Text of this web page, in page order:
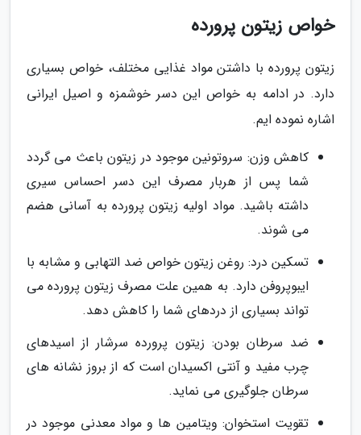
خواص زیتون پرورده
زیتون پرورده با داشتن مواد غذایی مختلف، خواص بسیاری
دارد. در ادامه به خواص این دسر خوشمزه و اصیل ایرانی
اشاره نموده ایم.
کاهش وزن: سروتونین موجود در زیتون باعث می گردد
شما پس از هربار مصرف این دسر احساس سیری
داشته باشید. مواد اولیه زیتون پرورده به آسانی هضم
می شوند.
تسکین درد: روغن زیتون خواص ضد التهابی و مشابه با
ایبوپروفن دارد. به همین علت مصرف زیتون پرورده می
تواند بسیاری از دردهای شما را کاهش دهد.
ضد سرطان بودن: زیتون پرورده سرشار از اسیدهای
چرب مفید و آنتی اکسیدان است که از بروز نشانه های
سرطان جلوگیری می نماید.
تقویت استخوان: ویتامین ها و مواد معدنی موجود در